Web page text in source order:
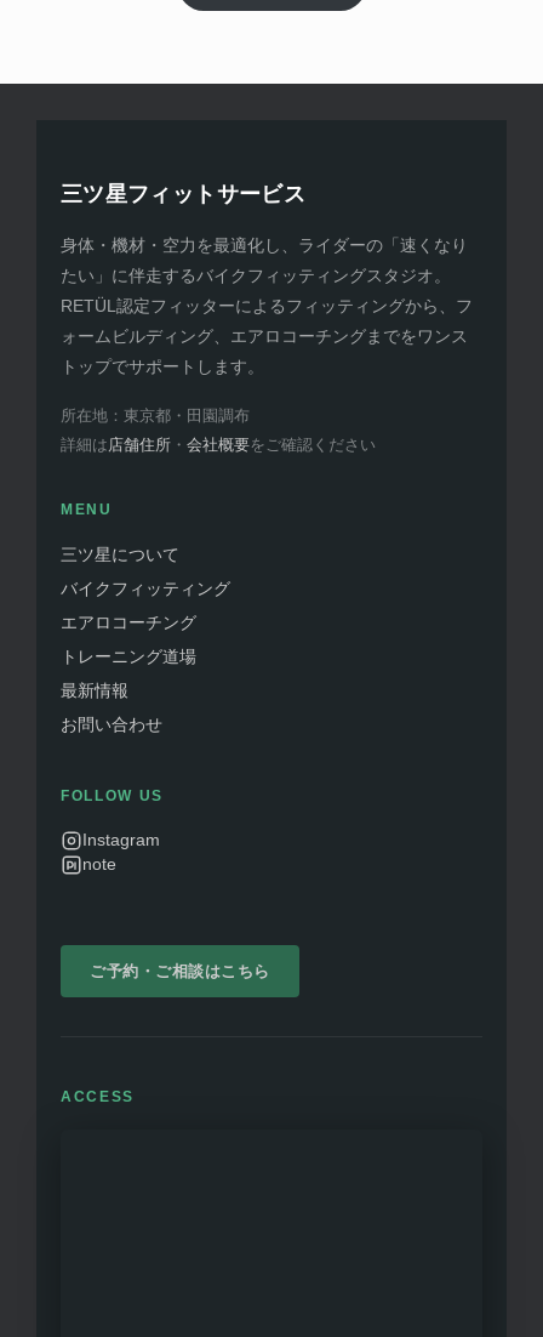
三ツ星フィットサービス
身体・機材・空力を最適化し、ライダーの「速くなり
たい」に伴走するバイクフィッティングスタジオ。
RETÜL認定フィッターによるフィッティングから、フ
ォームビルディング、エアロコーチングまでをワンス
トップでサポートします。
所在地：東京都・田園調布
詳細は店舗住所 ・ 会社概要をご確認ください
MENU
三ツ星について
バイクフィッティング
エアロコーチング
トレーニング道場
最新情報
お問い合わせ
FOLLOW US
Instagram
note
ご予約・ご相談はこちら
ACCESS